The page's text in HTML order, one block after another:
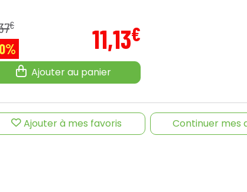
€ 11,13€
Ajouter au panier
Ajouter à mes favoris Continuer mes